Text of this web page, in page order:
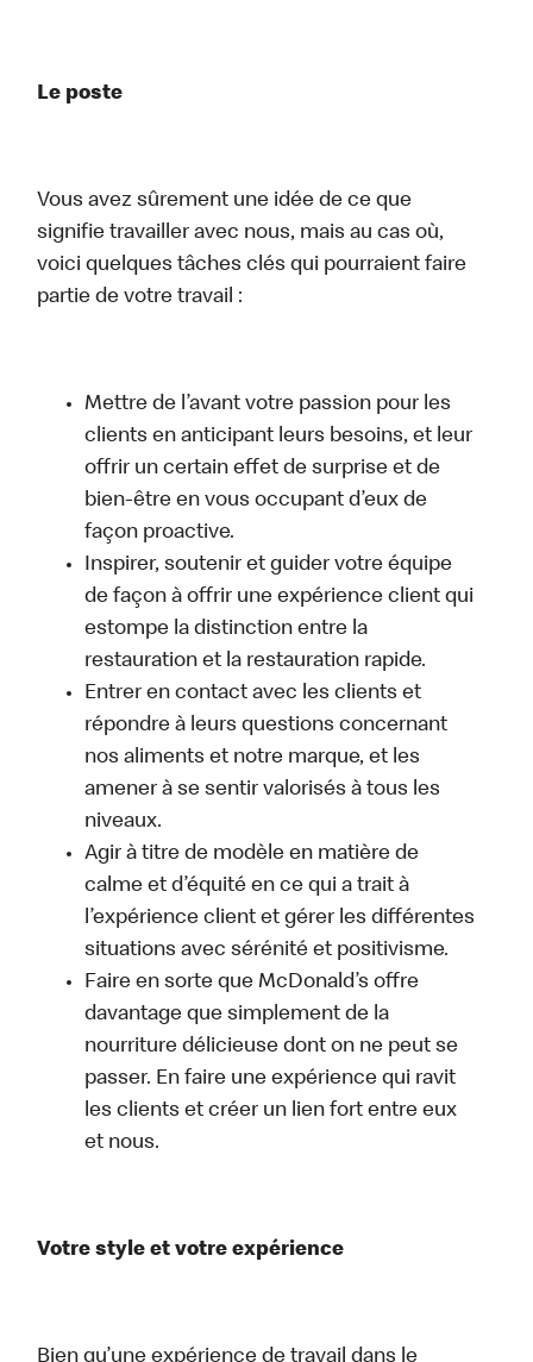
Le poste
Vous avez sûrement une idée de ce que
signifie travailler avec nous, mais au cas où,
voici quelques tâches clés qui pourraient faire
partie de votre travail :
Mettre de l’avant votre passion pour les
clients en anticipant leurs besoins, et leur
offrir un certain effet de surprise et de
bien-être en vous occupant d’eux de
façon proactive.
Inspirer, soutenir et guider votre équipe
de façon à offrir une expérience client qui
estompe la distinction entre la
restauration et la restauration rapide.
Entrer en contact avec les clients et
répondre à leurs questions concernant
nos aliments et notre marque, et les
amener à se sentir valorisés à tous les
niveaux.
Agir à titre de modèle en matière de
calme et d’équité en ce qui a trait à
l’expérience client et gérer les différentes
situations avec sérénité et positivisme.
Faire en sorte que McDonald’s offre
davantage que simplement de la
nourriture délicieuse dont on ne peut se
passer. En faire une expérience qui ravit
les clients et créer un lien fort entre eux
et nous.
Votre style et votre expérience
Bien qu’une expérience de travail dans le